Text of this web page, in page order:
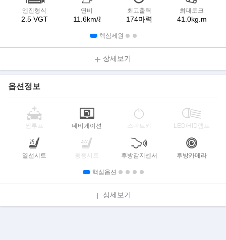
엔진형식
2.5 VGT
연비
11.6km/ℓ
최고출력
174마력
최대토크
41.0kg.m
핵심제원
상세보기
옵션정보
썬루프 네비게이션 스마트키 LED/HID램프
열선시트 통풍시트 후방감지센서 후방카메라
핵심옵션
상세보기